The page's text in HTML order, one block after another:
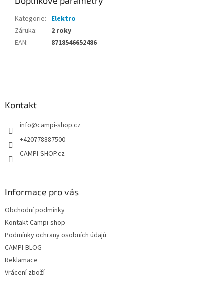
Kategorie: Elektro
Záruka:
2 roky
EAN: 8718546652486
Kontakt
info@campi-shop.cz
+420778887500
CAMPI-SHOP.cz
Informace pro vás
Obchodní podmínky
Kontakt Campi-shop
Podmínky ochrany osobních údajů
CAMPI-BLOG
Reklamace
Vrácení zboží